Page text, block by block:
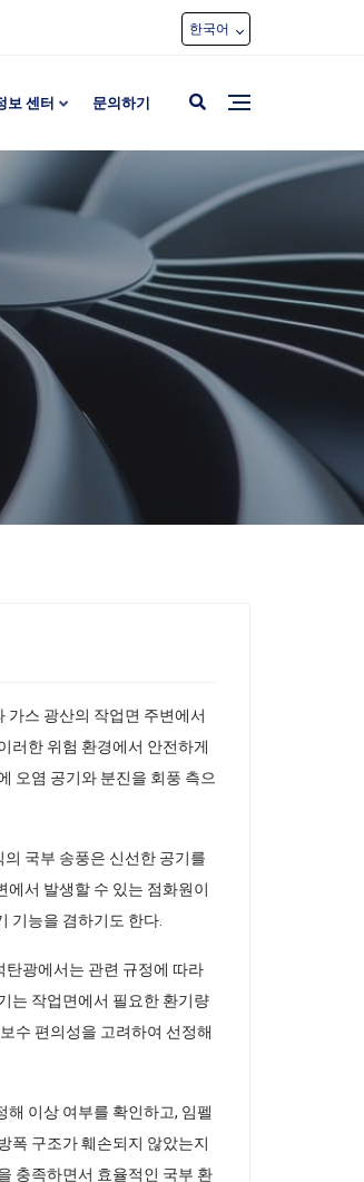
한국어
보 센터 문의하기
가스 광산의 작업면 주변에서
러한 위험 환경에서 안전하게
오염 공기와 분진을 회풍 측으
국부 송풍은 신선한 공기를
에서 발생할 수 있는 점화원이
기능을 겸하기도 한다.
탄광에서는 관련 규정에 따라
는 작업면에서 필요한 환기량
수 편의성을 고려하여 선정해
이상 여부를 확인하고, 임펠
폭 구조가 훼손되지 않았는지
충족하면서 효율적인 국부 환